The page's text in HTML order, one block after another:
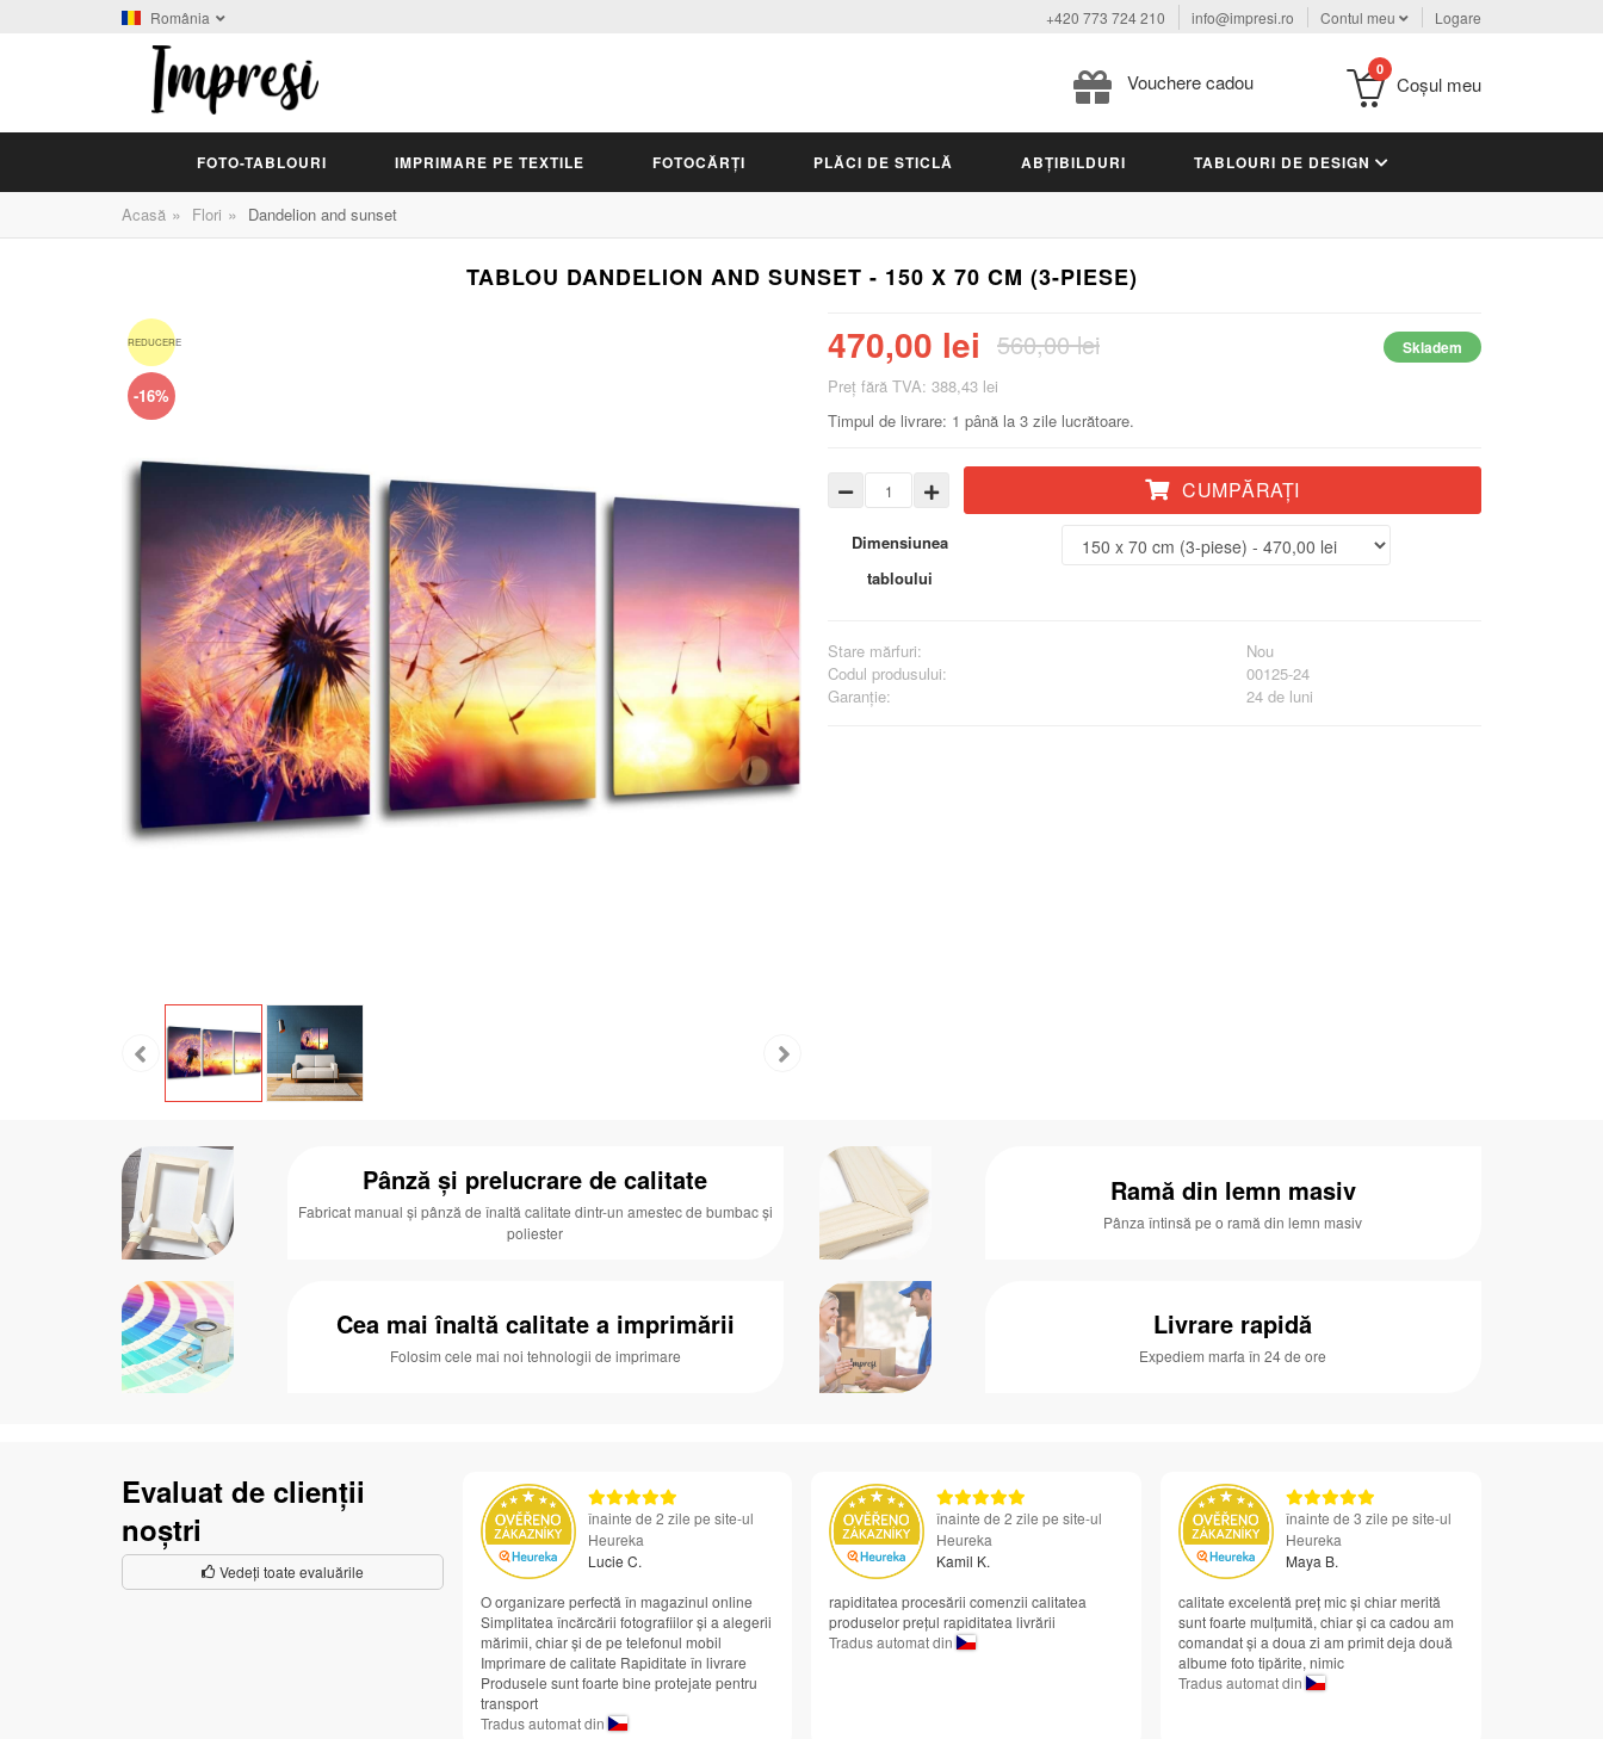
România +420 773 724 210 info@impresi.ro Contul meu Logare
Vouchere cadou
0
Coşul meu
FOTO-TABLOURI IMPRIMARE PE TEXTILE FOTOCĂRȚI PLĂCI DE STICLĂ ABȚIBILDURI TABLOURI DE DESIGN
Acasă » Flori » Dandelion and sunset
TABLOU DANDELION AND SUNSET - 150 X 70 CM (3-PIESE)
REDUCERE
-16%
470,00 lei 560,00 lei Skladem
Preţ fără TVA: 388,43 lei
Timpul de livrare: 1 până la 3 zile lucrătoare.
CUMPĂRAŢI
Dimensiunea
tabloului
Stare mărfuri:
Nou
Codul produsului:
00125-24
Garanţie:
24 de luni
Pânză și prelucrare de calitate
Fabricat manual și pânză de înaltă calitate dintr-un amestec de bumbac și
poliester
Ramă din lemn masiv
Pânza întinsă pe o ramă din lemn masiv
Cea mai înaltă calitate a imprimării
Folosim cele mai noi tehnologii de imprimare
Livrare rapidă
Expediem marfa în 24 de ore
Evaluat de clienții
noștri
Vedeți toate evaluările
înainte de 2 zile pe site-ul
Heureka
Lucie C.
O organizare perfectă în magazinul online
Simplitatea încărcării fotografiilor și a alegerii
mărimii, chiar și de pe telefonul mobil
Imprimare de calitate Rapiditate în livrare
Produsele sunt foarte bine protejate pentru
transport
Tradus automat din
înainte de 2 zile pe site-ul
Heureka
Kamil K.
rapiditatea procesării comenzii calitatea
produselor prețul rapiditatea livrării
Tradus automat din
înainte de 3 zile pe site-ul
Heureka
Maya B.
calitate excelentă preț mic și chiar merită
sunt foarte mulțumită, chiar și ca cadou am
comandat și a doua zi am primit deja două
albume foto tipărite, nimic
Tradus automat din